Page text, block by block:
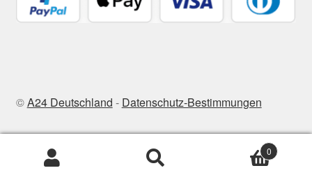
©A24 Deutschland - Datenschutz-Bestimmungen
Zoeken
0